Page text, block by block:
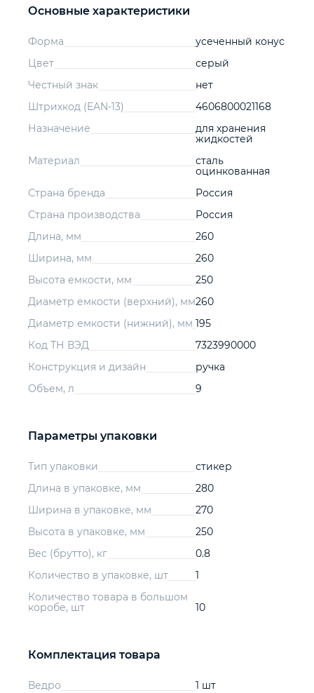
Основные характеристики
Форма
усеченный конус
Цвет
серый
Честный знак
нет
Штрихкод (EAN-13)
4606800021168
Назначение
для хранения
жидкостей
Материал
сталь
оцинкованная
Страна бренда
Россия
Страна производства
Россия
Длина, мм
260
Ширина, мм
260
Высота емкости, мм
250
Диаметр емкости (верхний), мм260
Диаметр емкости (нижний), мм 195
Код ТН ВЭД
7323990000
Конструкция и дизайн
ручка
Объем, л
9
Параметры упаковки
Тип упаковки
стикер
Длина в упаковке, мм
280
Ширина в упаковке, мм
270
Высота в упаковке, мм
250
Вес (брутто), кг
0.8
Количество в упаковке, шт
1
Количество товара в большом
коробе, шт
10
Комплектация товара
Ведро 1 шт